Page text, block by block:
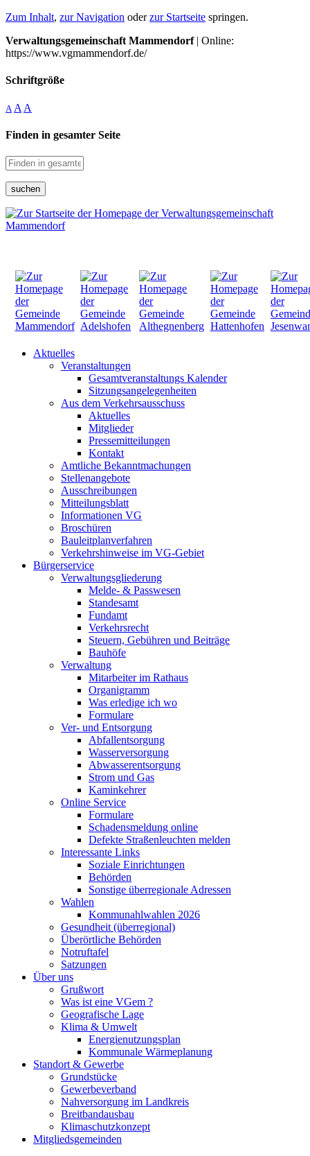
Zum Inhalt, zur Navigation oderzur Startseite springen.
Verwaltungsgemeinschaft Mammendorf| Online:
https://www.vgmammendorf.de/
Schriftgröße
A A A
Finden in gesamter Seite
suchen
Aktuelles
Veranstaltungen
Gesamtveranstaltungs Kalender
Sitzungsangelegenheiten
Aus dem Verkehrsausschuss
Aktuelles
Mitglieder
Pressemitteilungen
Kontakt
Amtliche Bekanntmachungen
Stellenangebote
Ausschreibungen
Mitteilungsblatt
Informationen VG
Broschüren
Bauleitplanverfahren
Verkehrshinweise im VG-Gebiet
Bürgerservice
Verwaltungsgliederung
Melde- & Passwesen
Standesamt
Fundamt
Verkehrsrecht
Steuern, Gebühren und Beiträge
Bauhöfe
Verwaltung
Mitarbeiter im Rathaus
Organigramm
Was erledige ich wo
Formulare
Ver- und Entsorgung
Abfallentsorgung
Wasserversorgung
Abwasserentsorgung
Strom und Gas
Kaminkehrer
Online Service
Formulare
Schadensmeldung online
Defekte Straßenleuchten melden
Interessante Links
Soziale Einrichtungen
Behörden
Sonstige überregionale Adressen
Wahlen
Kommunahlwahlen 2026
Gesundheit (überregional)
Überörtliche Behörden
Notruftafel
Satzungen
Über uns
Grußwort
Was ist eine VGem ?
Geografische Lage
Klima & Umwelt
Energienutzungsplan
Kommunale Wärmeplanung
Standort & Gewerbe
Grundstücke
Gewerbeverband
Nahversorgung im Landkreis
Breitbandausbau
Klimaschutzkonzept
Mitgliedsgemeinden